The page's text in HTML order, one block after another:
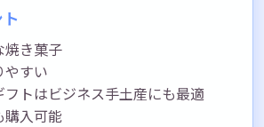
焼き菓子
やすい
フトはビジネス手土産にも最適
購入可能